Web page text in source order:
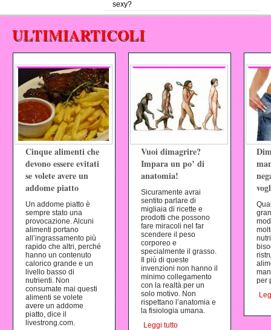
sexy?
ULTIMIARTICOLI
ULTIMIARTICOLI
Cinque alimenti che
devono essere evitati
se volete avere un
addome piatto
Un addome piatto è
sempre stato una
provocazione. Alcuni
alimenti portano
all’ingrassamento più
rapido che altri, perché
hanno un contenuto
calorico grande e un
livello basso di
nutrienti. Non
consumate mai questi
alimenti se volete
avere un addome
piatto, dice il
livestrong.com.
Vuoi dimagrire?
Impara un po’ di
anatomia!
Sicuramente avrai
sentito parlare di
migliaia di ricette e
prodotti che possono
fare miracoli nel far
scendere il peso
corporeo e
specialmente il grasso.
Il più di queste
invenzioni non hanno il
minimo collegamento
con la realtà per un
solo motivo. Non
rispettano l’anatomia e
la fisiologia umana.
Leggi tutto
per